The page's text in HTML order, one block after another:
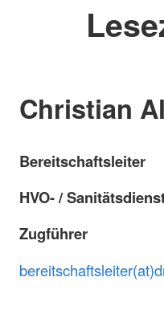
Christian
Bereitschaftsleiter
HVO- /
Zugführer